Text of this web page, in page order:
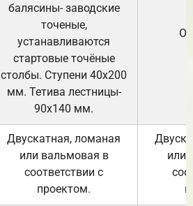
балясины- заводские
точеные,
устанавливаются
стартовые точёные
столбы. Ступени 40х200
мм. Тетива лестницы-
90х140 мм.
Двускатная, ломаная
или вальмовая в
соответствии с
проектом.
или